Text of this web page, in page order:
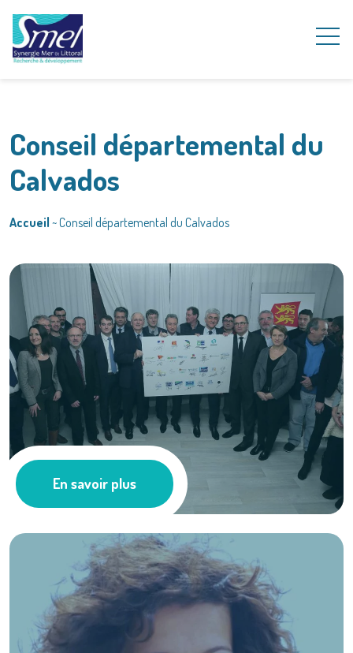
Conseil départemental du
Calvados
Accueil ~Conseil départemental du Calvados
Inauguration du ...
Les actus
En savoir plus